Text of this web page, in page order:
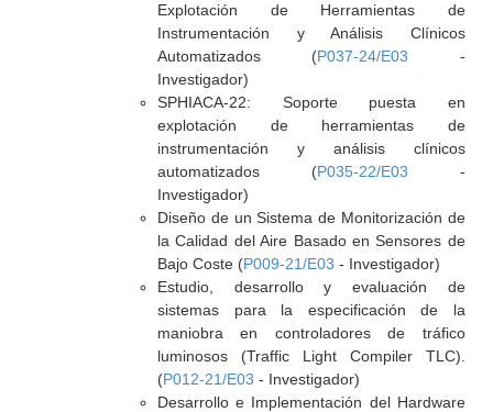
Explotación de Herramientas de
Instrumentación y Análisis Clínicos
Automatizados (P037-24/E03 -
Investigador)
SPHIACA-22: Soporte puesta en
explotación de herramientas de
instrumentación y análisis clínicos
automatizados (P035-22/E03 -
Investigador)
Diseño de un Sistema de Monitorización de
la Calidad del Aire Basado en Sensores de
Bajo Coste (P009-21/E03 - Investigador)
Estudio, desarrollo y evaluación de
sistemas para la especificación de la
maniobra en controladores de tráfico
luminosos (Traffic Light Compiler TLC).
(P012-21/E03 - Investigador)
Desarrollo e Implementación del Hardware